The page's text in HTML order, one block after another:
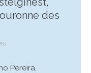
des
Pereira,